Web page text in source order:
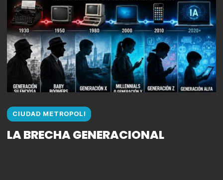
CIUDAD METROPOLI
LA BRECHA GENERACIONAL